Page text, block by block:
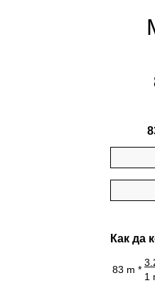
Как да
83 m *
1